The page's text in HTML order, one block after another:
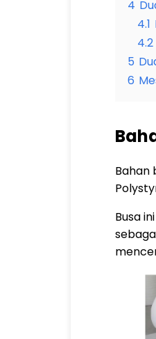
4
4.1
4.2
5
6
Bahan
Busa